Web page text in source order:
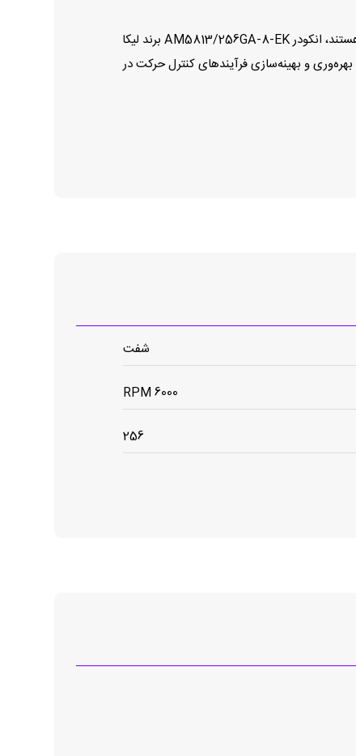
برای مهندسان، طراحان سیستم‌های اتوماسیون و مدیران پروژه‌هایی که به دنبال ترکیبی از دقت، دوام و سازگاری با استانداردهای صنعتی هستند، انکودر AM5813/256GA‑8‑EK برند لیکا
و بهینه‌سازی فرآیندهای کنترل حرکت در
شفت
6000 RPM
256